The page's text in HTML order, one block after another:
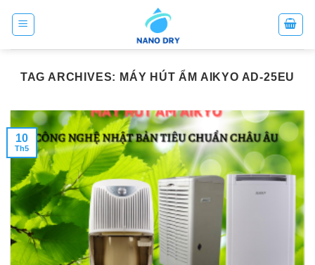
TAG ARCHIVES: MÁY HÚT ẨM AIKYO AD-25EU
10
Th5